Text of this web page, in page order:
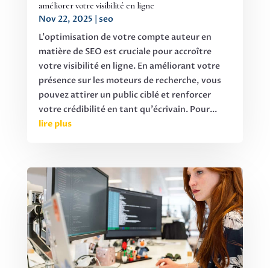
améliorer votre visibilité en ligne
Nov 22, 2025 seo
L'optimisation de votre compte auteur en
matière de SEO est cruciale pour accroître
votre visibilité en ligne. En améliorant votre
présence sur les moteurs de recherche, vous
pouvez attirer un public ciblé et renforcer
votre crédibilité en tant qu'écrivain. Pour...
lire plus